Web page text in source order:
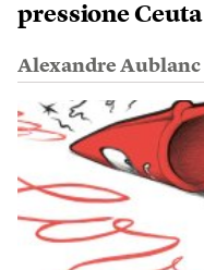
pressione Ceuta
Alexandre Aublanc